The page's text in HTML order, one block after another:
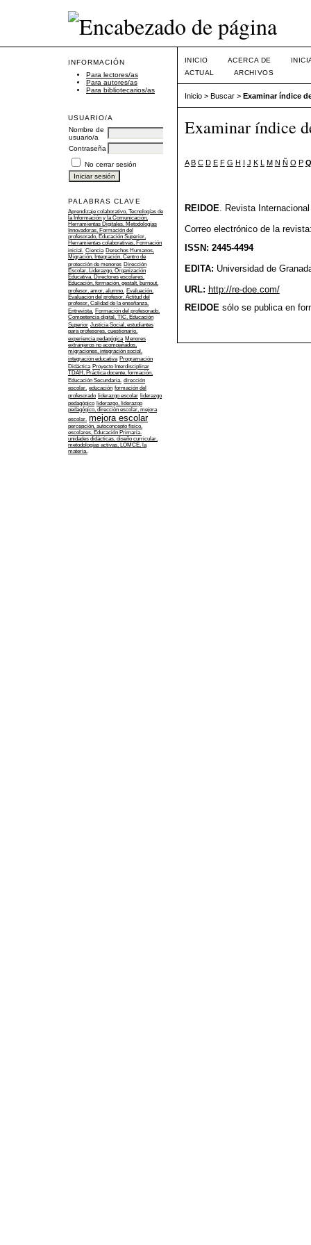
INFORMACIÓN
Para lectores/as
Para autores/as
Para bibliotecarios/as
USUARIO/A
Nombre de
usuario/a
Contraseña
No cerrar sesión
PALABRAS CLAVE
Aprendizaje colaborativo, Tecnologías de
la Información y la Comunicación,
Herramientas Digitales, Metodologías
Innovadoras, Formación del
profesorado, Educación Superior,
Herramientas colaborativas, Formación
inicial. Ciencia Derechos Humanos,
Migración, Integración, Centro de
protección de menores Dirección
Escolar, Liderazgo, Organización
Educativa, Directores escolares.
Educación, formación, gestalt, burnout,
profesor, amor, alumno. Evaluación,
Evaluación del profesor, Actitud del
profesor, Calidad de la enseñanza,
Entrevista. Formación del profesorado,
Competencia digital, TIC, Educación
Superior Justicia Social, estudiantes
para profesores, cuestionario,
experiencia pedagógica Menores
extranjeros no acompañados,
migraciones, integración social,
integración educativa Programación
Didáctica Proyecto Interdisciplinar
TDAH, Práctica docente, formación,
Educación Secundaria. dirección
escolar. educación formación del
profesorado liderazgo escolar liderazgo
pedagógico liderazgo, liderazgo
pedagógico, dirección escolar, mejora
escolar. mejora escolar
percepción, autoconcepto físico,
escolares, Educación Primaria.
unidades didácticas, diseño curricular,
metodologías activas, LOMCE, la
materia.
INICIO ACERCA DE
ACTUAL
ARCHIVOS
Inicio> Buscar> Examinar índice
Examinar índice
A B C D E F G H I J K L M N Ñ O P Q
REIDOE. Revista
Correo electrónico de la
ISSN: 2445-4494
EDITA: Universidad de
URL: http://re-doe.com/
REIDOE sólo se publica en